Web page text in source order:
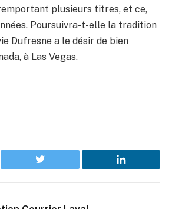
plusieurs titres, et ce,
Poursuivra-t-elle la tradition
Dufresne a le désir de bien
à Las Vegas.
Twitter LinkedIn